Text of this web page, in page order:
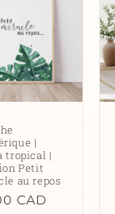
|
tropical |
Petit
au repos
CAD